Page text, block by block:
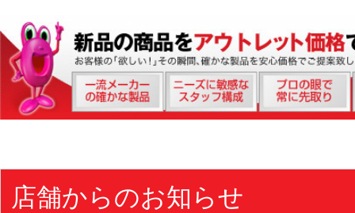
店舗からのお知らせ